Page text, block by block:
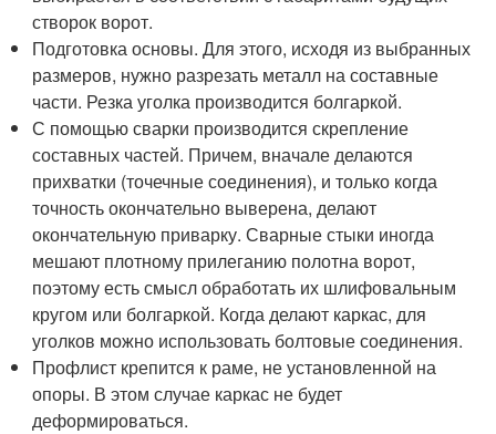
створок ворот.
Подготовка основы. Для этого, исходя из выбранных
размеров, нужно разрезать металл на составные
части. Резка уголка производится болгаркой.
С помощью сварки производится скрепление
составных частей. Причем, вначале делаются
прихватки (точечные соединения), и только когда
точность окончательно выверена, делают
окончательную приварку. Сварные стыки иногда
мешают плотному прилеганию полотна ворот,
поэтому есть смысл обработать их шлифовальным
кругом или болгаркой. Когда делают каркас, для
уголков можно использовать болтовые соединения.
Профлист крепится к раме, не установленной на
опоры. В этом случае каркас не будет
деформироваться.